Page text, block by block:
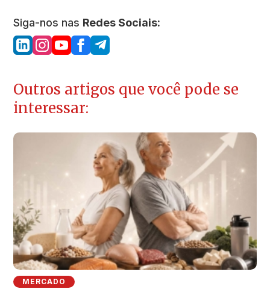
Siga-nos nas Redes Sociais:
Outros artigos que você pode se
interessar:
MERCADO